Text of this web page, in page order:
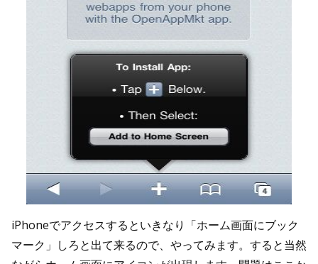
iPhoneでアクセスするといきなり「ホーム画面にブック
マーク」しろと出て来るので、やってみます。すると当然